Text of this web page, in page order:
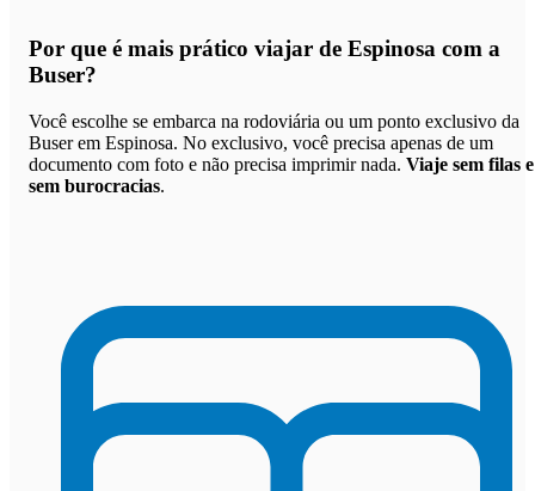
Por que é mais prático viajar de Espinosa com a
Buser?
Você escolhe se embarca na rodoviária ou um ponto exclusivo da
Buser em Espinosa. No exclusivo, você precisa apenas de um
documento com foto e não precisa imprimir nada. Viaje sem filas e
sem burocracias.